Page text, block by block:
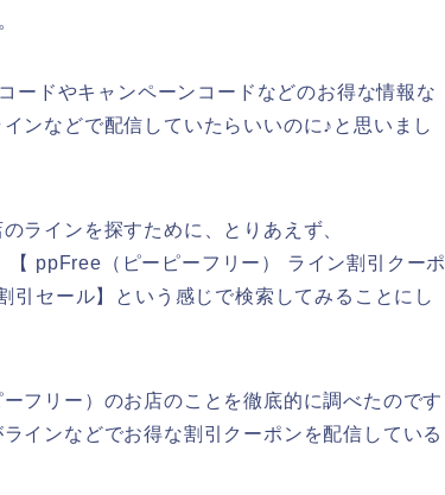
ードやキャンペーンコードなどのお得な情報な
ンなどで配信していたらいいのに♪と思いまし
ラインを探すために、とりあえず、
【 ppFree（ピーピーフリー） ライン割引クーポ
引セール】という感じで検索してみることにし
フリー）のお店のことを徹底的に調べたのです
インなどでお得な割引クーポンを配信している